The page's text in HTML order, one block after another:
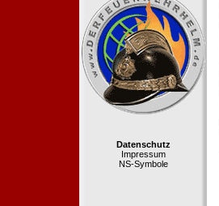
Datenschutz
Impressum
NS-Symbole